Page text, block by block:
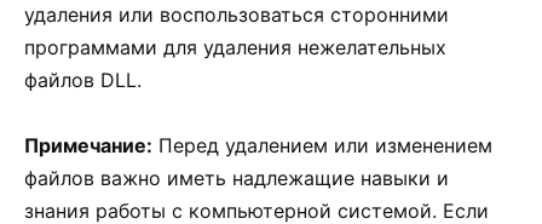
удаления или воспользоваться сторонними
программами для удаления нежелательных
файлов DLL.
Примечание: Перед удалением или изменением
файлов важно иметь надлежащие навыки и
знания работы с компьютерной системой. Если